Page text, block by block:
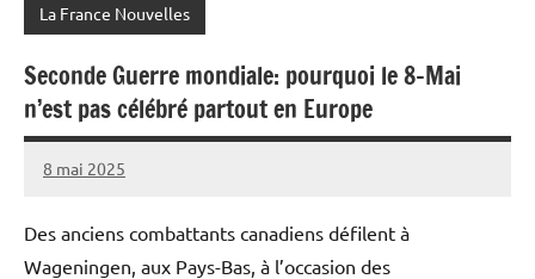
La France Nouvelles
Seconde Guerre mondiale: pourquoi le 8-Mai
n’est pas célébré partout en Europe
8 mai 2025
Admins
Des anciens combattants canadiens défilent à
Wageningen, aux Pays-Bas, à l’occasion des